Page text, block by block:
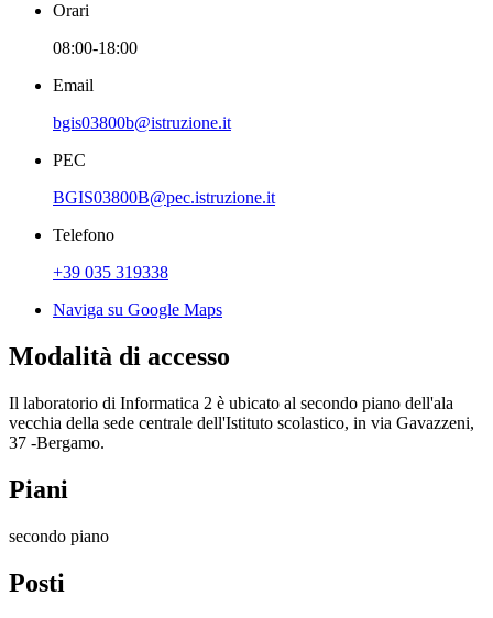
Orari
08:00-18:00
Email
bgis03800b@istruzione.it
PEC
BGIS03800B@pec.istruzione.it
Telefono
+39 035 319338
Naviga su Google Maps
Modalità di accesso
Il laboratorio di Informatica 2 è ubicato al secondo piano dell'ala
vecchia della sede centrale dell'Istituto scolastico, in via Gavazzeni,
37 -Bergamo.
Piani
secondo piano
Posti